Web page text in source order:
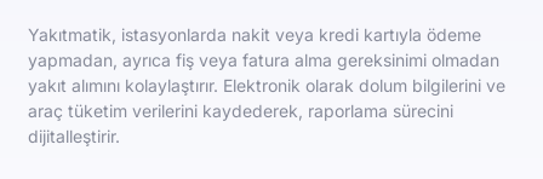
Yakıtmatik, istasyonlarda nakit veya kredi kartıyla ödeme
yapmadan, ayrıca fiş veya fatura alma gereksinimi olmadan
yakıt alımını kolaylaştırır. Elektronik olarak dolum bilgilerini ve
araç tüketim verilerini kaydederek, raporlama sürecini
dijitalleştirir.